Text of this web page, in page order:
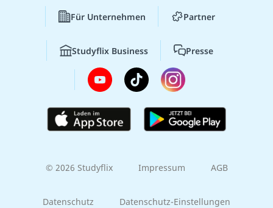
Für Unternehmen Partner
Studyflix Business Presse
© 2026 Studyflix Impressum AGB
Datenschutz Datenschutz-Einstellungen